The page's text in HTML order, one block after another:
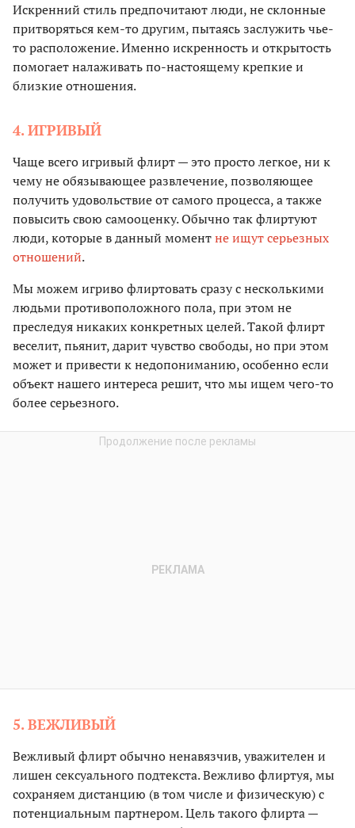
Искренний стиль предпочитают люди, не склонные
притворяться кем-то другим, пытаясь заслужить чье-
то расположение. Именно искренность и открытость
помогает налаживать по-настоящему крепкие и
близкие отношения.
4. ИГРИВЫЙ
Чаще всего игривый флирт — это просто легкое, ни к
чему не обязывающее развлечение, позволяющее
получить удовольствие от самого процесса, а также
повысить свою самооценку. Обычно так флиртуют
люди, которые в данный моментне ищут серьезных
отношений.
Мы можем игриво флиртовать сразу с несколькими
людьми противоположного пола, при этом не
преследуя никаких конкретных целей. Такой флирт
веселит, пьянит, дарит чувство свободы, но при этом
может и привести к недопониманию, особенно если
объект нашего интереса решит, что мы ищем чего-то
более серьезного.
5. ВЕЖЛИВЫЙ
Вежливый флирт обычно ненавязчив, уважителен и
лишен сексуального подтекста. Вежливо флиртуя, мы
сохраняем дистанцию (в том числе и физическую) с
потенциальным партнером. Цель такого флирта —